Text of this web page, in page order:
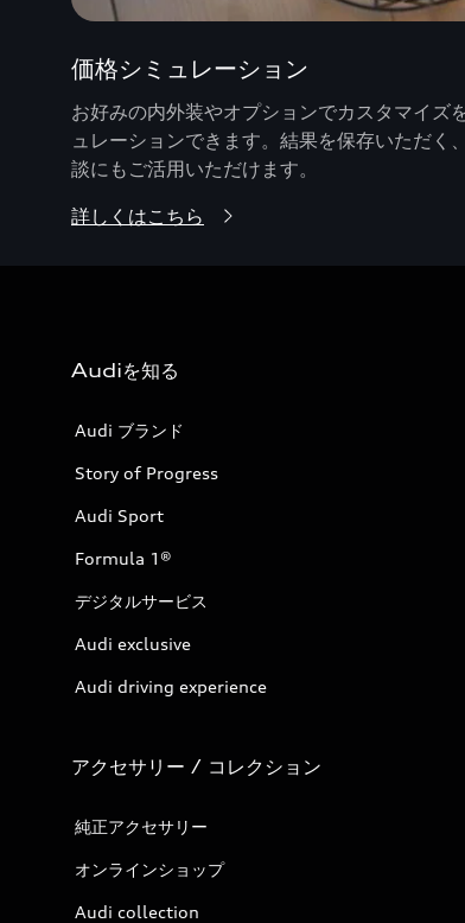
価格シミュレーション
お好みの内外装やオプションでカスタマイズ
ュレーションできます。結果を保存いただく
談にもご活用いただけます。
詳しくはこちら
Audiを知る
Audi ブランド
Story of Progress
Audi Sport
Formula 1®
デジタルサービス
Audi exclusive
Audi driving experience
アクセサリー / コレクション
純正アクセサリー
オンラインショップ
Audi collection